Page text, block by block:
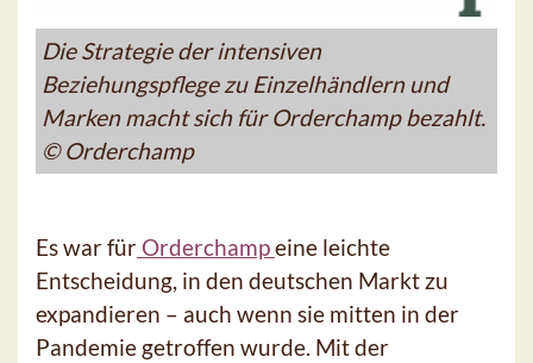
Die Strategie der intensiven
Beziehungspflege zu Einzelhändlern und
Marken macht sich für Orderchamp bezahlt.
© Orderchamp
Es war für Orderchampeine leichte
Entscheidung, in den deutschen Markt zu
expandieren – auch wenn sie mitten in der
Pandemie getroffen wurde. Mit der